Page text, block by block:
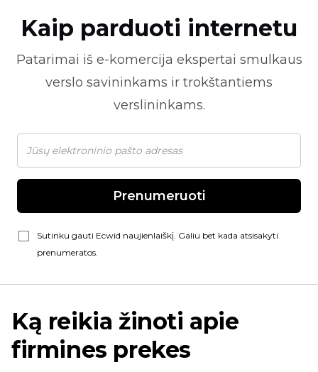
Kaip parduoti internetu
Patarimai iš e-komercija ekspertai smulkaus
verslo savininkams ir trokštantiems
verslininkams.
Prenumeruoti
Sutinku gauti Ecwid naujienlaiškį. Galiu bet kada atsisakyti
prenumeratos.
Ką reikia žinoti apie
firmines prekes